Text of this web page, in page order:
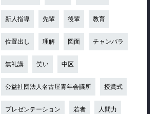
新人指導 先輩 後輩 教育
位置出し 理解 図面 チャンバラ
無礼講 笑い 中区
公益社団法人名古屋青年会議所 授賞式
プレゼンテーション 若者 人間力